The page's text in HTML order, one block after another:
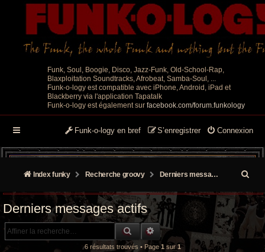
Funk, Soul, Boogie, Disco, Jazz-Funk, Old-School-Rap,
Blaxploitation Soundtracks, Afrobeat, Samba-Soul, ...
Funk-o-logy est compatible avec iPhone, Android, iPad et
Blackberry via l'application Tapatalk
Funk-o-logy est également sur facebook.com/forum.funkology
Connexion
S’enregistrer
Funk-o-logy en bref
Index funky Recherche groovy Derniers messages actifs
e
Derniers messages actifs
RECHERCHE GROOVY
RECHERCHE AVANCÉE
6 résultats trouvés • Page 1 sur 1